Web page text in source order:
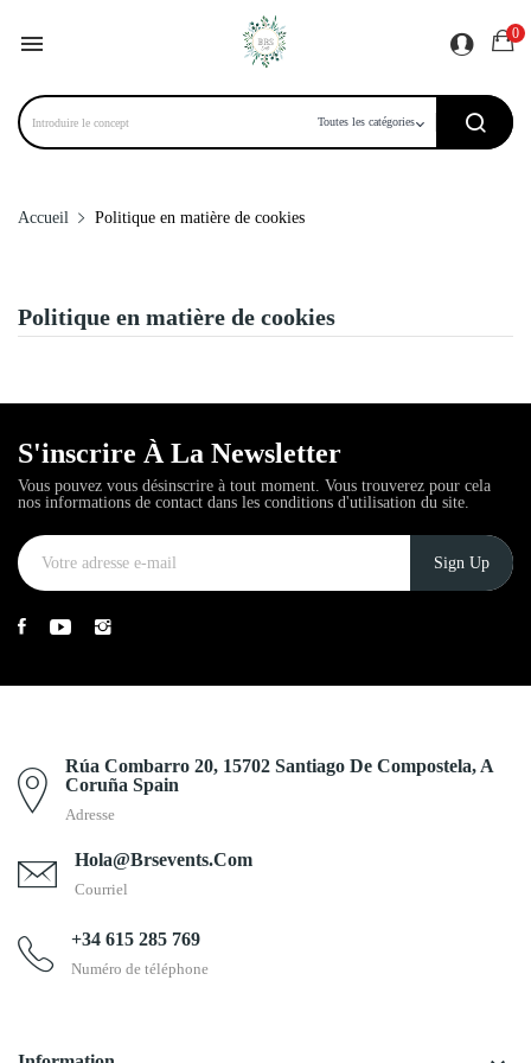
 0
Accueil Politique en matière de cookies
Politique en matière de cookies
S'inscrire À La Newsletter
Vous pouvez vous désinscrire à tout moment. Vous trouverez pour cela
nos informations de contact dans les conditions d'utilisation du site.
Rúa Combarro 20, 15702 Santiago De Compostela, A
Coruña Spain
Adresse
Hola@brsevents.com
Courriel
+34 615 285 769
Numéro de téléphone